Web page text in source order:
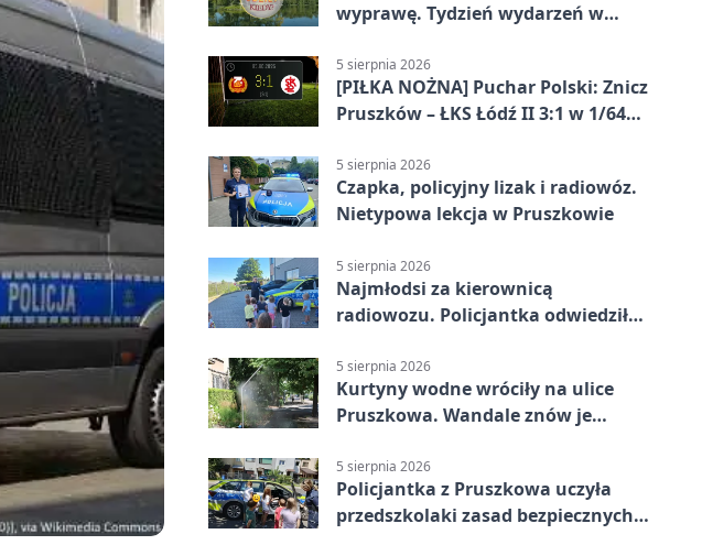
wyprawę. Tydzień wydarzeń w
5 sierpnia 2026
[PIŁKA NOŻNA] Puchar Polski: Znicz
Pruszków – ŁKS Łódź II 3:1 w 1/64
5 sierpnia 2026
Czapka, policyjny lizak i radiowóz.
Nietypowa lekcja w Pruszkowie
5 sierpnia 2026
Najmłodsi za kierownicą
radiowozu. Policjantka odwiedziła
5 sierpnia 2026
Kurtyny wodne wróciły na ulice
Pruszkowa. Wandale znów je
5 sierpnia 2026
Policjantka z Pruszkowa uczyła
przedszkolaki zasad bezpiecznych